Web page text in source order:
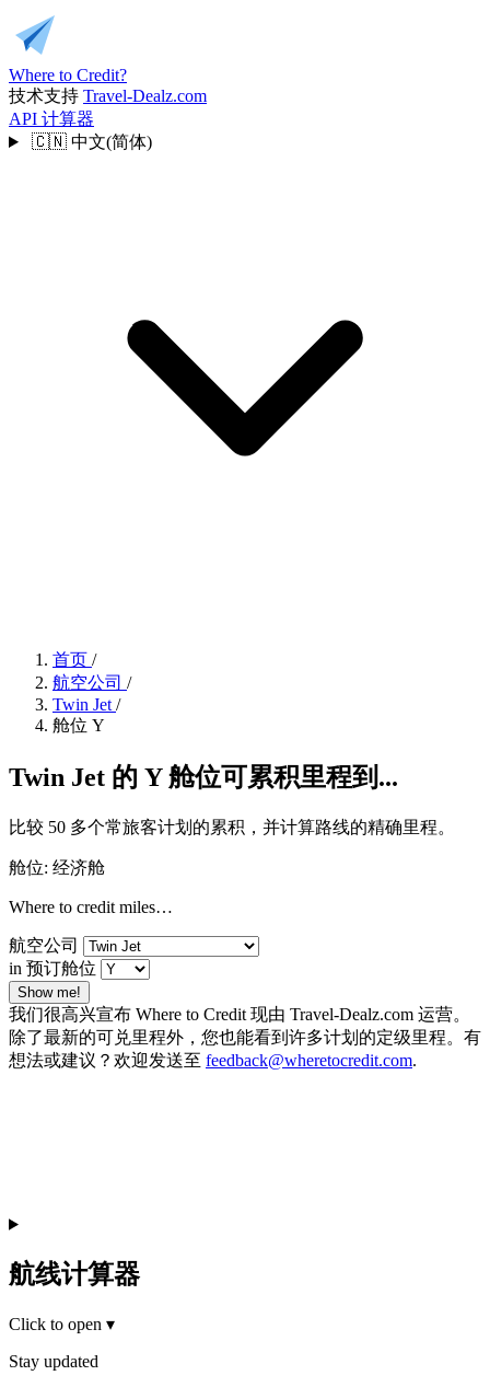
Where to Credit?
技术支持 Travel-Dealz.com
API 计算器
🇨🇳 中文(简体)
首页 /
航空公司 /
Twin Jet /
舱位 Y
Twin Jet 的 Y 舱位可累积里程到...
比较 50 多个常旅客计划的累积，并计算路线的精确里程。
舱位: 经济舱
Where to credit miles…
航空公司
in 预订舱位
Show me!
我们很高兴宣布 Where to Credit 现由 Travel-Dealz.com 运营。
除了最新的可兑里程外，您也能看到许多计划的定级里程。有
想法或建议？欢迎发送至 feedback@wheretocredit.com.
航线计算器
Click to open ▾
Stay updated